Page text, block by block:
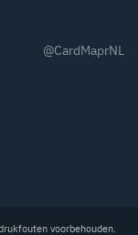
@CardMaprNL
voorbehouden.